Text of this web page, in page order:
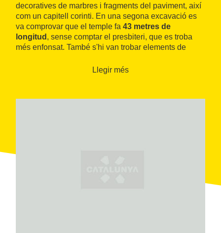
decoratives de marbres i fragments del paviment, així
com un capitell corinti. En una segona excavació es
va comprovar que el temple fa 43 metres de
longitud , sense comptar el presbiteri, que es troba
més enfonsat. També s'hi van trobar elements de
que el temple va ser desmantellat al llarg del segle V,
Llegir més